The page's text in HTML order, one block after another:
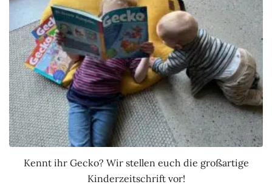
Kennt ihr Gecko? Wir stellen euch die großartige
Kinderzeitschrift vor!